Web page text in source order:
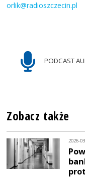
orlik@radioszczecin.pl
PODCAST
Zobacz także
2026-